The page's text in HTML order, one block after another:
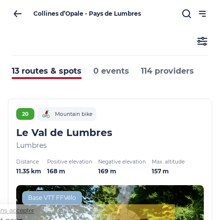
Collines d’Opale - Pays de Lumbres
13 routes & spots 0 events 114 providers
20 Mountain bike
Le Val de Lumbres
Lumbres
Distance
11.35 km
Positive elevation
168 m
Negative elevation
169 m
Max. altitude
157 m
Base VTT FFVélo
sans accepter